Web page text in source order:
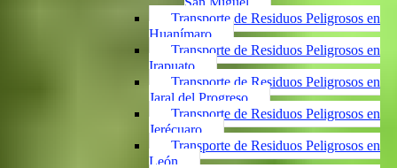
Transporte de Residuos Peligrosos en
Huanímaro
Transporte de Residuos Peligrosos en
Irapuato
Transporte de Residuos Peligrosos en
Jaral del Progreso
Transporte de Residuos Peligrosos en
Jerécuaro
Transporte de Residuos Peligrosos en
León